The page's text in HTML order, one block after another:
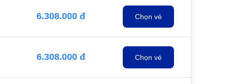
6.308.000 đ Chọn vé
6.308.000 đ Chọn vé